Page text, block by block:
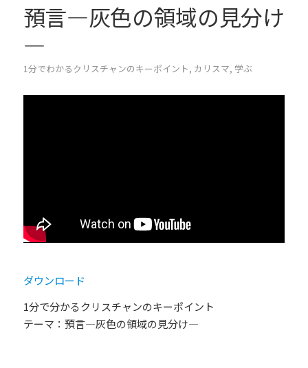
預言―灰色の領域の見分け
―
1分でわかるクリスチャンのキーポイント, カリスマ, 学ぶ
ダウンロード
1分で分かるクリスチャンのキーポイント
テーマ：預言―灰色の領域の見分け―